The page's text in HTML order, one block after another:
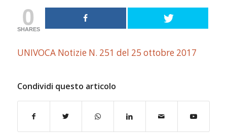
0
SHARES
UNIVOCA Notizie N. 251 del 25 ottobre 2017
Condividi questo articolo